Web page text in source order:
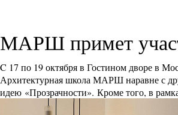
МАРШ примет
C 17 по 19 октября в Гостином дворе в
Архитектурная школа МАРШ наравне с
идею «Прозрачности». Кроме того, в